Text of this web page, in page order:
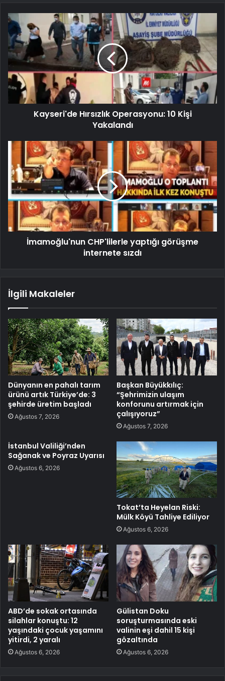
Kayseri'de Hırsızlık Operasyonu: 10 Kişi
Yakalandı
İmamoğlu'nun CHP'lilerle yaptığı görüşme
internete sızdı
İlgili Makaleler
Dünyanın en pahalı tarım
ürünü artık Türkiye’de: 3
şehirde üretim başladı
Ağustos 7, 2026
Başkan Büyükkılıç:
“Şehrimizin ulaşım
konforunu artırmak için
çalışıyoruz”
Ağustos 7, 2026
İstanbul Valiliği’nden
Sağanak ve Poyraz Uyarısı
Ağustos 6, 2026
Tokat’ta Heyelan Riski:
Mülk Köyü Tahliye Ediliyor
Ağustos 6, 2026
ABD’de sokak ortasında
silahlar konuştu: 12
yaşındaki çocuk yaşamını
yitirdi, 2 yaralı
Ağustos 6, 2026
Gülistan Doku
soruşturmasında eski
valinin eşi dahil 15 kişi
gözaltında
Ağustos 6, 2026